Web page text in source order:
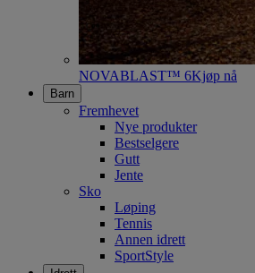
NOVABLAST™ 6Kjøp nå
Barn
Fremhevet
Nye produkter
Bestselgere
Gutt
Jente
Sko
Løping
Tennis
Annen idrett
SportStyle